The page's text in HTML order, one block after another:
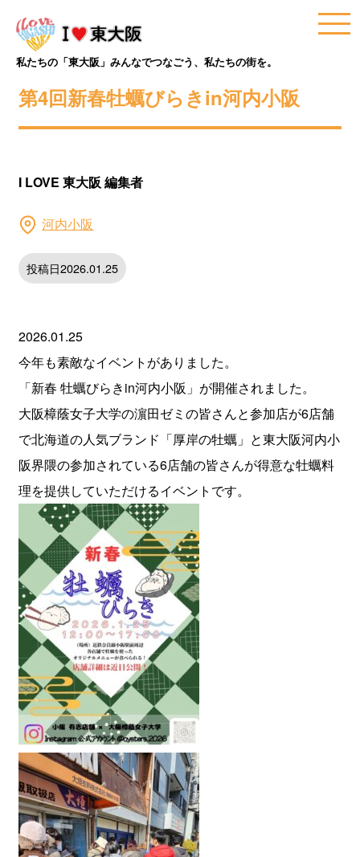
私たちの「東大阪」みんなでつなごう、私たちの街を。
第4回新春牡蠣びらきin河内小阪
I LOVE 東大阪 編集者
河内小阪
投稿日2026.01.25
2026.01.25
今年も素敵なイベントがありました。
「新春 牡蠣びらきin河内小阪」が開催されました。
大阪樟蔭女子大学の濵田ゼミの皆さんと参加店が6店舗
で北海道の人気ブランド「厚岸の牡蠣」と東大阪河内小
阪界隈の参加されている6店舗の皆さんが得意な牡蠣料
理を提供していただけるイベントです。